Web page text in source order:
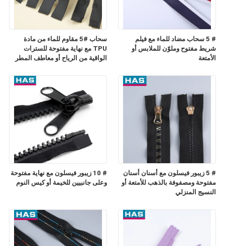
سحاب #5 مقاوم للماء من مادة
TPU مع نهاية مفتوحة للسترات
الواقية من الرياح أو معاطف المطر
# 5 سحاب مضاد للماء مع فيلم
شريط مفتوح وملوّن للملابس أو
الأمتعة
# 10 زيبور فيسلون مع نهاية مفتوحة
وعلى جانبيين للخيمة أو كيس النوم
# 5 زيبور فيسلون مع أسنان أسنان
مفتوحة ومصفوفة بالذهب للأمتعة أو
النسيج المنزلي